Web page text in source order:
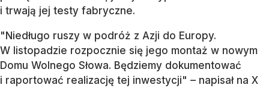
i trwają jej testy fabryczne.
"Niedługo ruszy w podróż z Azji do Europy.
W listopadzie rozpocznie się jego montaż w nowym
Domu Wolnego Słowa. Będziemy dokumentować
i raportować realizację tej inwestycji" – napisał na X